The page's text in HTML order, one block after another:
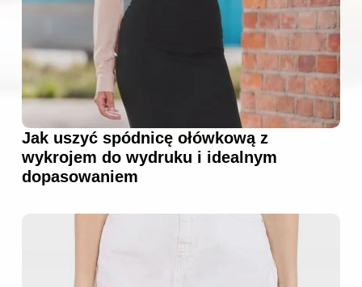
Jak uszyć spódnicę ołówkową z
wykrojem do wydruku i idealnym
dopasowaniem